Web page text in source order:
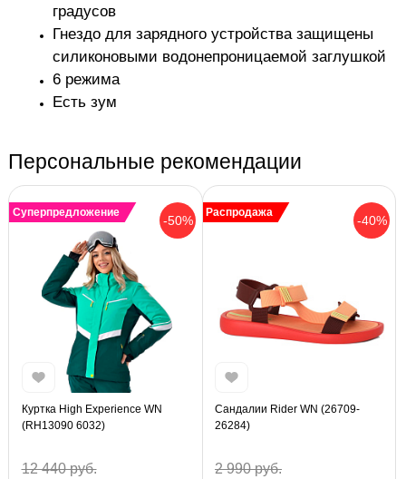
градусов
Гнездо для зарядного устройства защищены
силиконовыми водонепроницаемой заглушкой
6 режима
Есть зум
Персональные рекомендации
-50%
Суперпредложение
Куртка High Experience WN
(RH13090 6032)
12 440 руб.
-40%
Распродажа
Сандалии Rider WN (26709-
26284)
2 990 руб.